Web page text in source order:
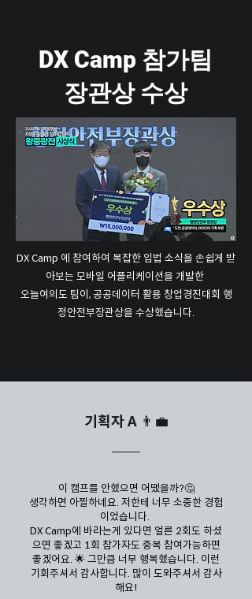
DX Camp 참가팀
장관상 수상
DX Camp 에 참여하여 복잡한 입법 소식을 손쉽게 받
아보는 모바일 어플리케이션을 개발한
오늘여의도 팀이, 공공데이터 활용 창업경진대회 행
정안전부장관상을 수상했습니다.
기획자 A 👨‍💼
이 캠프를 안했으면 어땠을까?🤔
생각하면 아찔하네요. 저한테 너무 소중한 경험
이었습니다.
DX Camp에 바라는게 있다면 얼른 2회도 하셨
으면 좋겠고 1회 참가자도 중복 참여가능하면
좋겠어요. 🌟 그만큼 너무 행복했습니다. 이런
기회주셔서 감사합니다. 많이 도와주셔서 감사
해요!